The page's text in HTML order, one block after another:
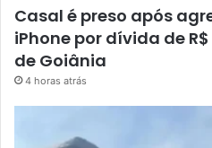
Casal é preso após
iPhone por dívida de
de Goiânia
4 horas atrás